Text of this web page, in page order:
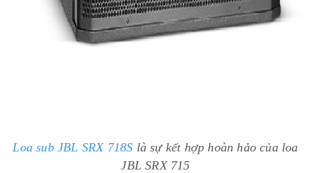
Loa sub JBL SRX 718S là sự kết hợp hoàn hảo của loa
JBL SRX 715